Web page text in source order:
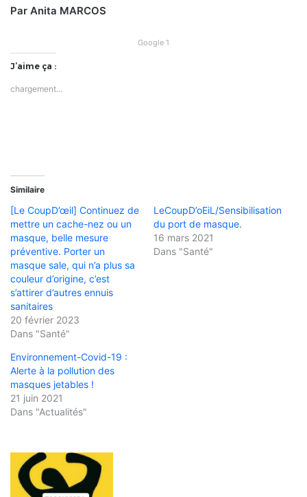
Par Anita MARCOS
Google 1
J’aime ça :
chargement…
Similaire
[Le CoupD’œil] Continuez de
mettre un cache-nez ou un
masque, belle mesure
préventive. Porter un
masque sale, qui n’a plus sa
couleur d’origine, c’est
s’attirer d’autres ennuis
sanitaires
20 février 2023
Dans "Santé"
LeCoupD’oEiL/Sensibilisation
du port de masque.
16 mars 2021
Dans "Santé"
Environnement-Covid-19 :
Alerte à la pollution des
masques jetables !
21 juin 2021
Dans "Actualités"